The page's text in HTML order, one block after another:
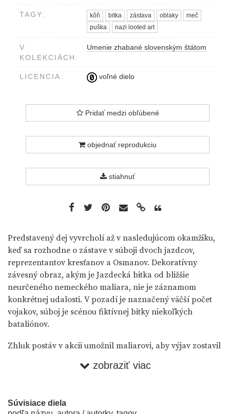
TAGY: kôň bitka zástava oblaky
meč
puška
nazi looted art
V
KOLEKCIÁCH:
Umenie zhabané slovenským štátom
LICENCIA: voľné dielo
Pridať medzi obľúbené
objednať reprodukciu
stiahnuť
Predstavený dej vyvrcholí až v nasledujúcom okamžiku,
keď sa rozhodne o zástave v súboji dvoch jazdcov,
reprezentantov kresťanov a Osmanov. Dekoratívny
závesný obraz, akým je Jazdecká bitka od bližšie
neurčeného nemeckého maliara, nie je záznamom
konkrétnej udalosti. V pozadí je naznačený väčší počet
vojakov, súboj je scénou fiktívnej bitky niekoľkých
bataliónov.
Zhluk postáv v akcii umožnil maliarovi, aby výjav zostavil
ovláda umelecké prostriedky rozvrhu farebnosti a
pohľad k ústrednému momentu deja.
zobraziť viac
Súvisiace diela